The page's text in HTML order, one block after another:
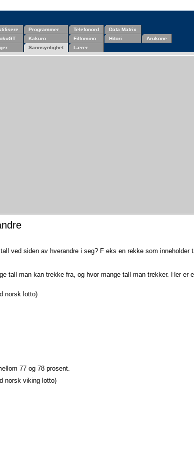
Programmer Telefonord
Data Matrix
Kakuro Fillomino Hitori
Arukone
Sannsynlighet Lærer
ved siden av hverandre i seg? F eks en rekke som inneholder
tall man kan trekke fra, og hvor mange tall man trekker. Her er
norsk lotto)
77 og 78 prosent.
norsk viking lotto)